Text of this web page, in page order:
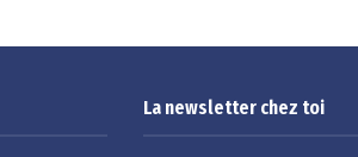
La newsletter chez toi